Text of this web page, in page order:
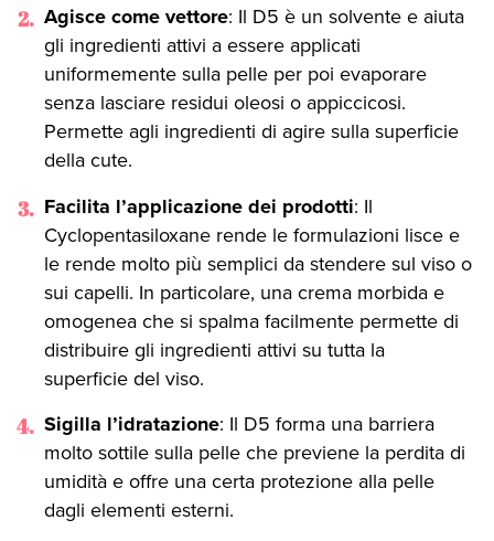
Agisce come vettore: Il D5 è un solvente e aiuta
gli ingredienti attivi a essere applicati
uniformemente sulla pelle per poi evaporare
senza lasciare residui oleosi o appiccicosi.
Permette agli ingredienti di agire sulla superficie
della cute.
Facilita l’applicazione dei prodotti: Il
Cyclopentasiloxane rende le formulazioni lisce e
le rende molto più semplici da stendere sul viso o
sui capelli. In particolare, una crema morbida e
omogenea che si spalma facilmente permette di
distribuire gli ingredienti attivi su tutta la
superficie del viso.
Sigilla l’idratazione: Il D5 forma una barriera
molto sottile sulla pelle che previene la perdita di
umidità e offre una certa protezione alla pelle
dagli elementi esterni.